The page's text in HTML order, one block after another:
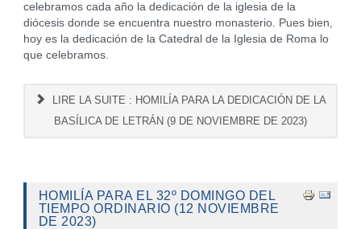
celebramos cada año la dedicación de la iglesia de la
diócesis donde se encuentra nuestro monasterio. Pues bien,
hoy es la dedicación de la Catedral de la Iglesia de Roma lo
que celebramos.
LIRE LA SUITE : HOMILÍA PARA LA DEDICACIÓN DE LA
BASÍLICA DE LETRÁN (9 DE NOVIEMBRE DE 2023)
HOMILÍA PARA EL 32º DOMINGO DEL
TIEMPO ORDINARIO (12 NOVIEMBRE
DE 2023)